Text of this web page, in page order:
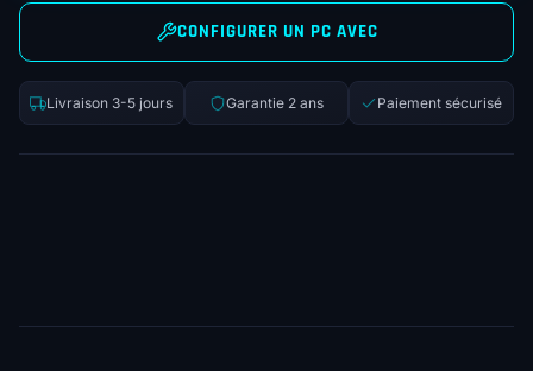
CONFIGURER UN PC AVEC
Livraison 3-5 jours Garantie 2 ans Paiement sécurisé